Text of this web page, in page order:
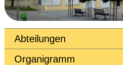
Abteilungen
Organigramm